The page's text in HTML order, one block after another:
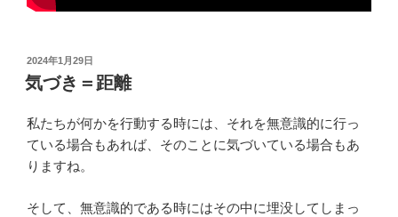
投
稿
日:
2024年1月29日
気づき＝距離
私たちが何かを行動する時には、それを無意識的に行っ
ている場合もあれば、そのことに気づいている場合もあ
りますね。
そして、無意識的である時にはその中に埋没してしまっ